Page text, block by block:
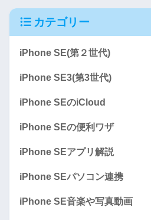
カテゴリー
iPhone SE(第２世代)
iPhone SE3(第3世代)
iPhone SEのiCloud
iPhone SEの便利ワザ
iPhone SEアプリ解説
iPhone SEパソコン連携
iPhone SE音楽や写真動画